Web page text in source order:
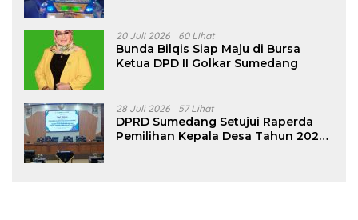
20 Juli 2026 60 Lihat
Bunda Bilqis Siap Maju di Bursa
Ketua DPD II Golkar Sumedang
28 Juli 2026 57 Lihat
DPRD Sumedang Setujui Raperda
Pemilihan Kepala Desa Tahun 2026